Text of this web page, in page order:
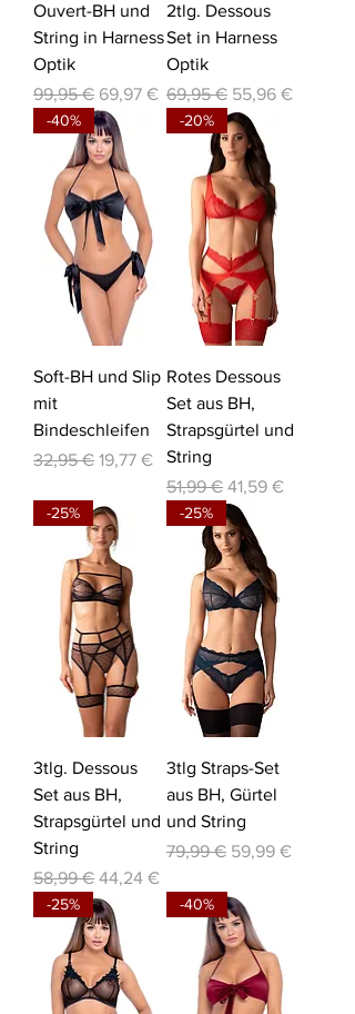
Ouvert-BH und
String in Harness
Optik
Standardpreis
99,95 € Sale-Preis
69,97 €
2tlg. Dessous
Set in Harness
Optik
Standardpreis
69,95 € Sale-Preis
55,96 €
-40%
Soft-BH und Slip
mit
Bindeschleifen
Standardpreis
32,95 € Sale-Preis
19,77 €
-20%
Rotes Dessous
Set aus BH,
Strapsgürtel und
String
Standardpreis
51,99 € Sale-Preis
41,59 €
-25%
3tlg. Dessous
Set aus BH,
Strapsgürtel und
String
Standardpreis
58,99 € Sale-Preis
44,24 €
-25%
3tlg Straps-Set
aus BH, Gürtel
und String
Standardpreis
79,99 € Sale-Preis
59,99 €
-25% -40%